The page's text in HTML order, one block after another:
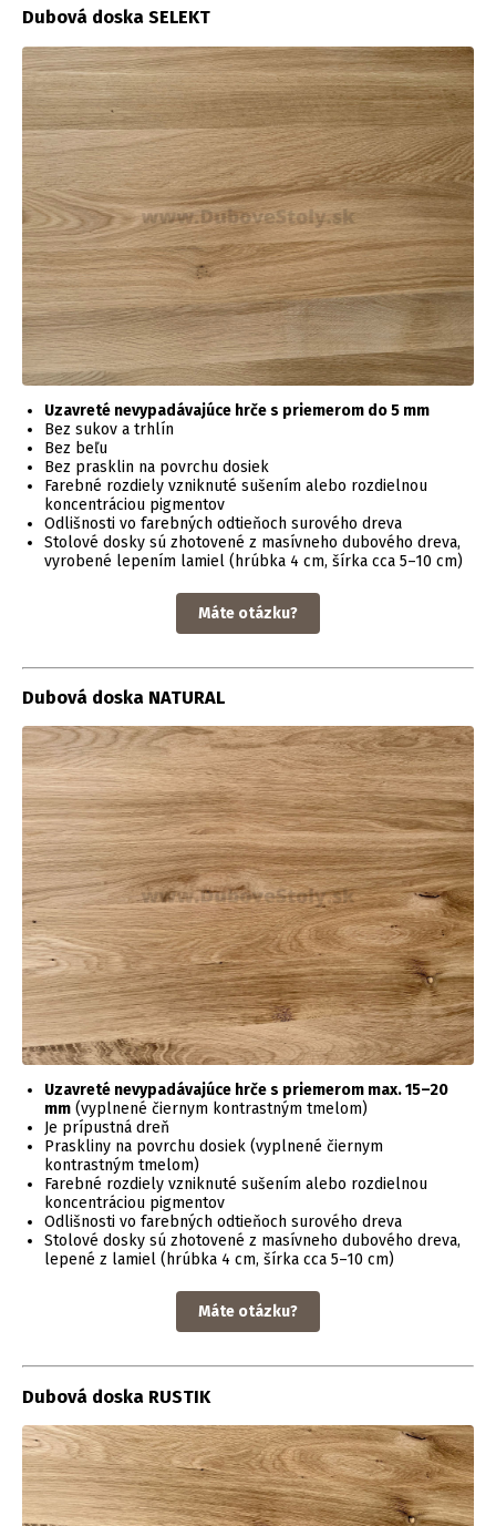
Dubová doska SELEKT
Uzavreté nevypadávajúce hrče s priemerom do 5 mm
Bez sukov a trhlín
Bez beľu
Bez prasklin na povrchu dosiek
Farebné rozdiely vzniknuté sušením alebo rozdielnou
koncentráciou pigmentov
Odlišnosti vo farebných odtieňoch surového dreva
Stolové dosky sú zhotovené z masívneho dubového dreva,
vyrobené lepením lamiel (hrúbka 4 cm, šírka cca 5–10 cm)
Máte otázku?
Dubová doska NATURAL
Uzavreté nevypadávajúce hrče s priemerom max. 15–20
mm (vyplnené čiernym kontrastným tmelom)
Je prípustná dreň
Praskliny na povrchu dosiek (vyplnené čiernym
kontrastným tmelom)
Farebné rozdiely vzniknuté sušením alebo rozdielnou
koncentráciou pigmentov
Odlišnosti vo farebných odtieňoch surového dreva
Stolové dosky sú zhotovené z masívneho dubového dreva,
lepené z lamiel (hrúbka 4 cm, šírka cca 5–10 cm)
Máte otázku?
Dubová doska RUSTIK